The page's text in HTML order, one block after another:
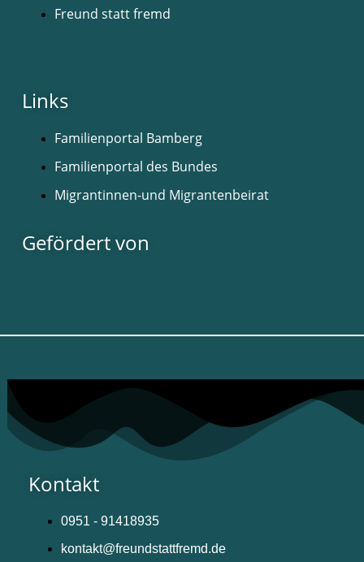
Freund statt fremd
Links
Familienportal Bamberg
Familienportal des Bundes
Migrantinnen-und Migrantenbeirat
Gefördert von
Kontakt
0951 - 91418935
kontakt@freundstattfremd.de